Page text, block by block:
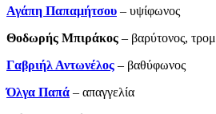
Αγάπη Παπαμήτσου – υψίφωνος
Θοδωρής Μπιράκος – βαρύτονος,
Γαβριήλ Αντωνέλος – βαθύφωνος
Όλγα Παπά – απαγγελία